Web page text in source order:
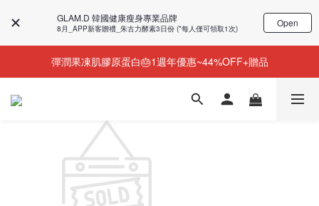
GLAM.D 韓國健康瘦身專業品牌
8月_APP新客贈禮_朱古力酵素3日份 (*每人僅可領取1次) Open
NEW💫ARI BOOTS 小腿足底按摩靴登場
今個夏天零糖輕鬆瘦⭐限時58%OFF＋贈品
彈潤果凍肌膠原蛋白🎂1週年優惠~44%OFF+贈品
NEW💫ARI BOOTS 小腿足底按摩靴登場